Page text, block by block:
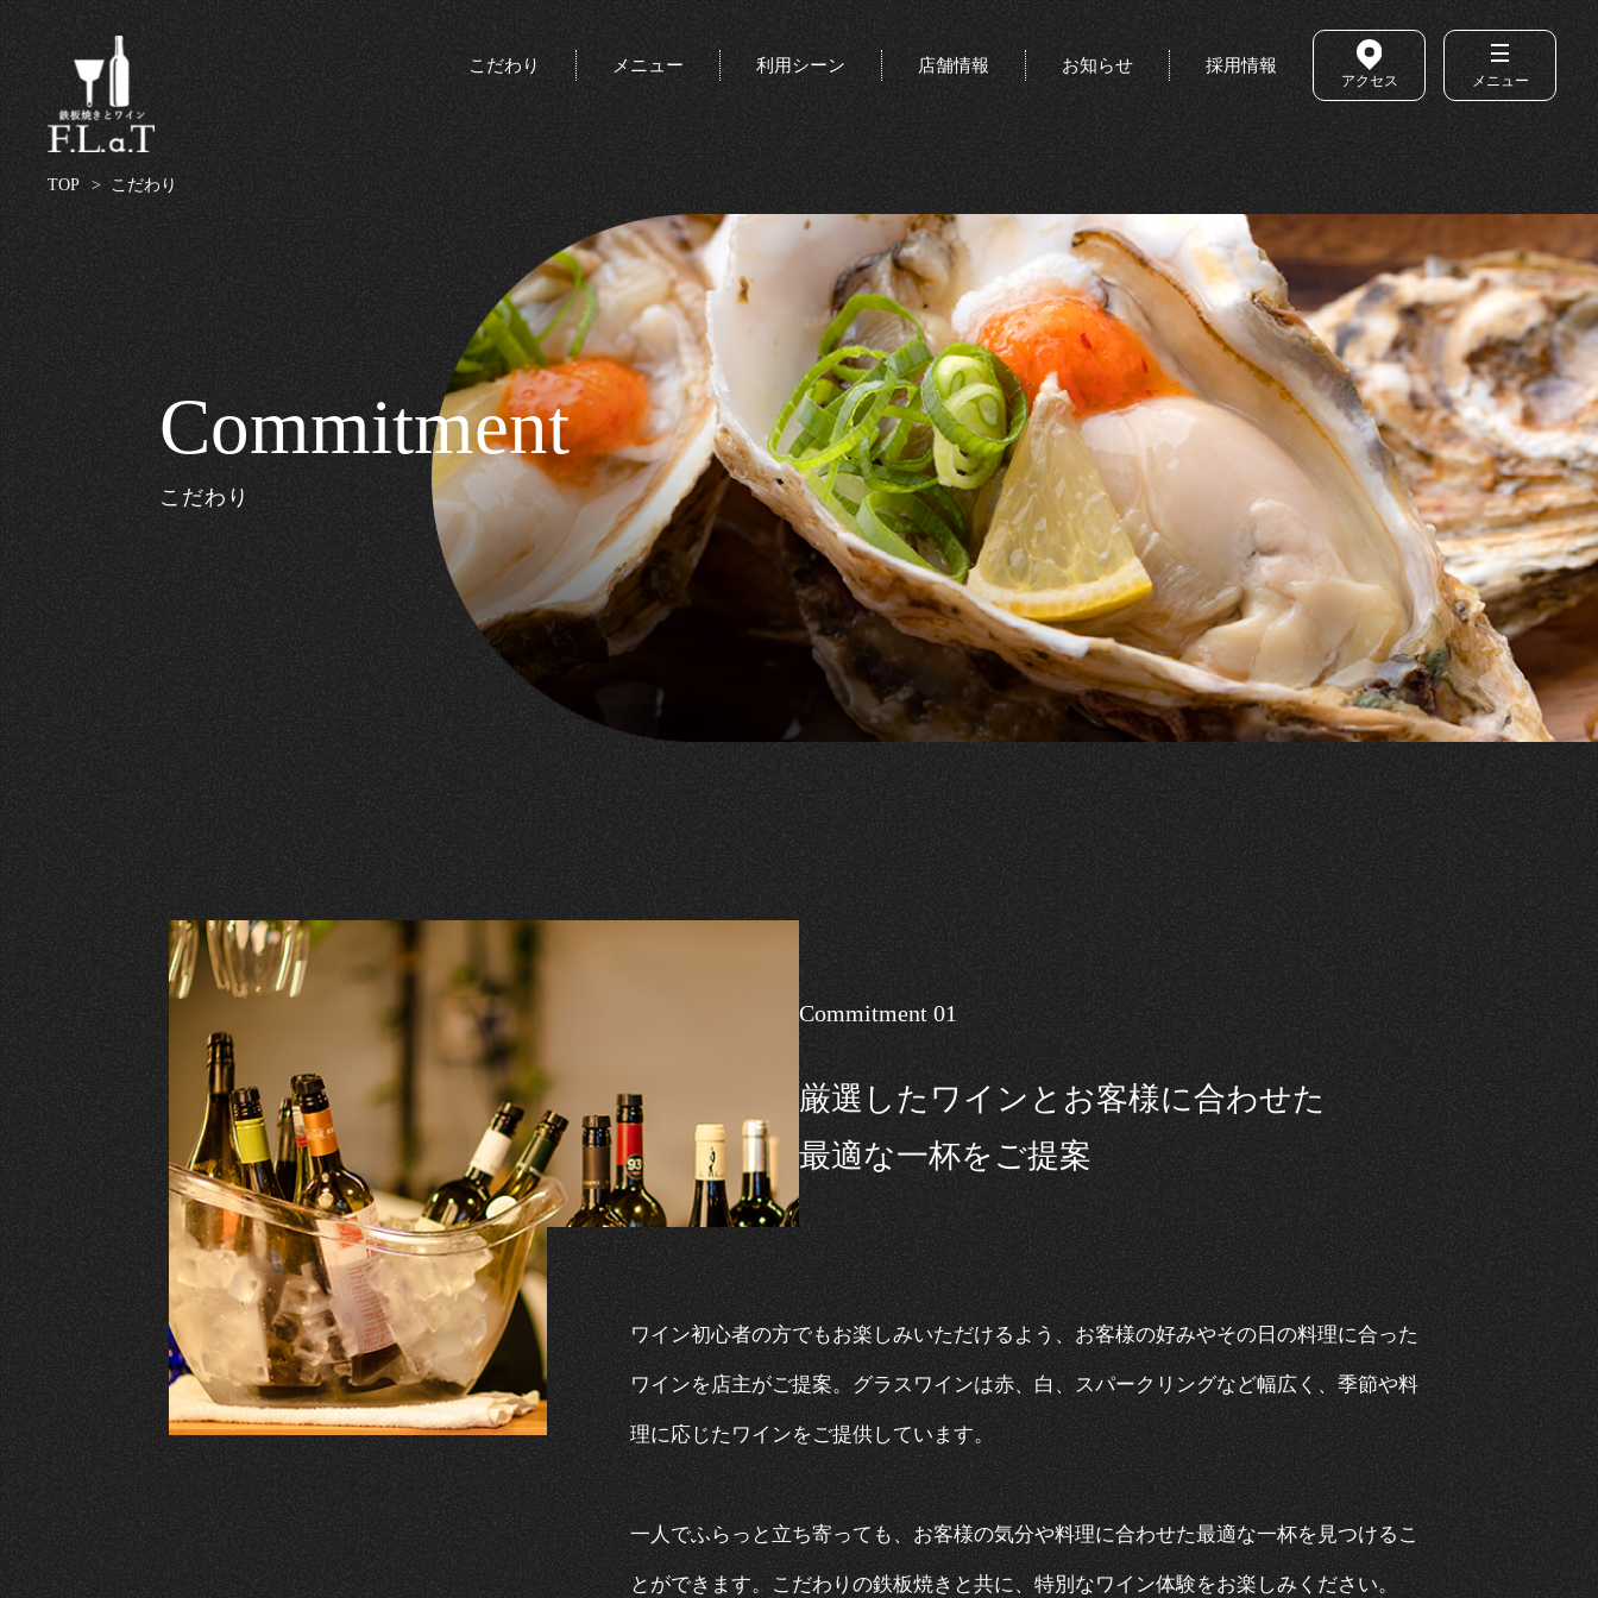
こだわり メニュー 利用シーン 店舗情報 お知らせ 採用情報
アクセス メニュー
TOP > こだわり
Commitment
こだわり
Commitment 01
厳選したワインとお客様に合わせた
最適な一杯をご提案
ワイン初心者の方でもお楽しみいただけるよう、お客様の好みやその日の料理に合った
ワインを店主がご提案。グラスワインは赤、白、スパークリングなど幅広く、季節や料
理に応じたワインをご提供しています。
一人でふらっと立ち寄っても、お客様の気分や料理に合わせた最適な一杯を見つけるこ
とができます。こだわりの鉄板焼きと共に、特別なワイン体験をお楽しみください。